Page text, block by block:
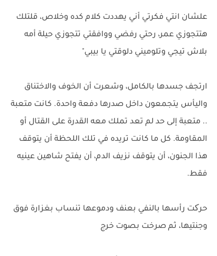
علشان انتي فكرتي أني يهددت كلام كده وخلاص، قلتلك
هتتجوزي عمر، رحتي رفضي ووافقتي تتجوزي حيلة أمه
بلاش تيجي وتلوميني دلوقتي يا بيبي"
ارتجف جسدها بالكامل، وشعرت أن الخوف والاختناق
واليأس يتجمعون داخل صدرها دفعة واحدة. كانت متعبة
.. متعبة إلى حد لم تعد تملك معه القدرة على القتال أو
المقاومة. كل ما كانت تريده في تلك اللحظة أن يتوقف
هذا الجنون، أن يتوقف نزيف الدم، أن يفتح شاهين عينيه
فقط.
حرکت رأسها بالنفي بعنف ودموعها تنساب بغزارة فوق
وجنتيها، ثم صرخت بصوت خرج